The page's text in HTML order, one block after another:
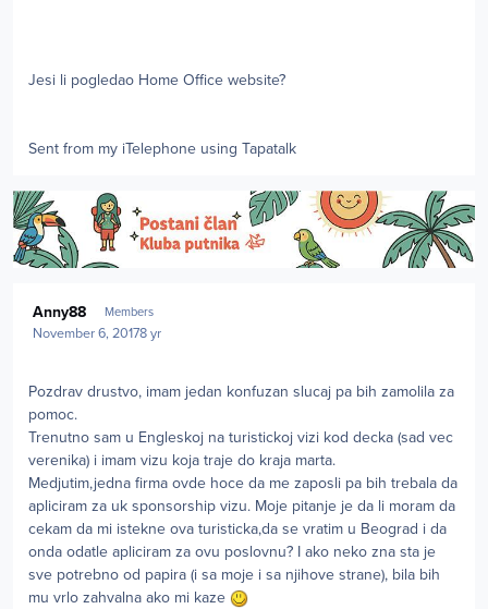
Jesi li pogledao Home Office website?
Sent from my iTelephone using Tapatalk
Anny88 Members
November 6, 20178 yr
Pozdrav drustvo, imam jedan konfuzan slucaj pa bih zamolila za
pomoc.
Trenutno sam u Engleskoj na turistickoj vizi kod decka (sad vec
verenika) i imam vizu koja traje do kraja marta.
Medjutim,jedna firma ovde hoce da me zaposli pa bih trebala da
apliciram za uk sponsorship vizu. Moje pitanje je da li moram da
cekam da mi istekne ova turisticka,da se vratim u Beograd i da
onda odatle apliciram za ovu poslovnu? I ako neko zna sta je
sve potrebno od papira (i sa moje i sa njihove strane), bila bih
mu vrlo zahvalna ako mi kaze